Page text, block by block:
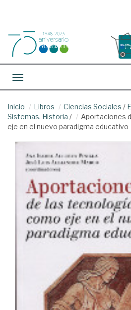
Toggle navigation
Inicio Libros Ciencias Sociales /
Sistemas. Historia /
Aportaciones
eje en el nuevo paradigma educativo